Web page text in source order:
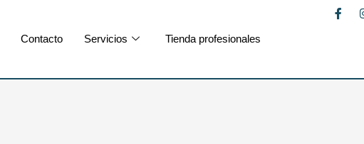
Contacto Servicios Tienda profesionales